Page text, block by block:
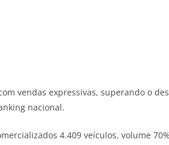
vendas expressivas, superando o
nacional.
4.409 veículos, volume